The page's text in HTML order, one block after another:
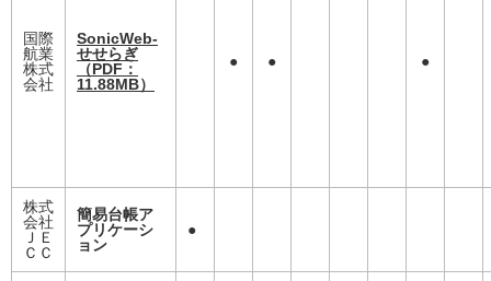
国際
航業
株式
会社
SonicWeb-
せせらぎ
（PDF：
11.88MB）
● ● ●
株式
会社
ＪＥ
ＣＣ
簡易台帳ア
プリケーシ
ョン
●